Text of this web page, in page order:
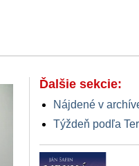
Ďalšie sekcie:
Nájdené v
Týždeň podľa